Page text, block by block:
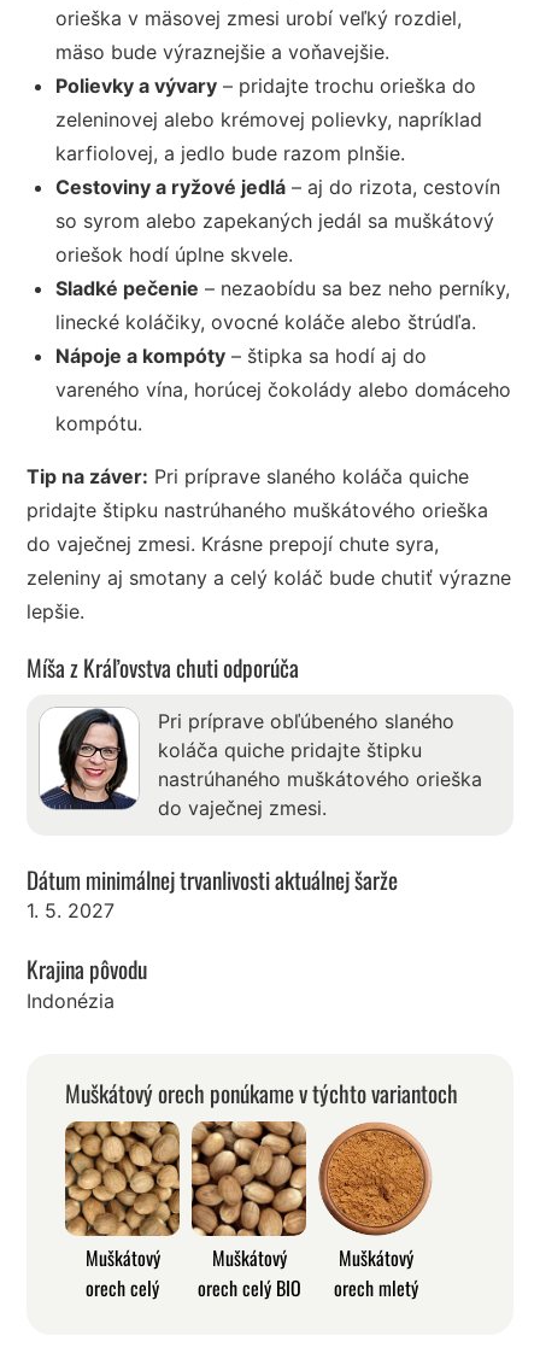
orieška v mäsovej zmesi urobí veľký rozdiel,
mäso bude výraznejšie a voňavejšie.
Polievky a vývary – pridajte trochu orieška do
zeleninovej alebo krémovej polievky, napríklad
karfiolovej, a jedlo bude razom plnšie.
Cestoviny a ryžové jedlá – aj do rizota, cestovín
so syrom alebo zapekaných jedál sa muškátový
oriešok hodí úplne skvele.
Sladké pečenie – nezaobídu sa bez neho perníky,
linecké koláčiky, ovocné koláče alebo štrúdľa.
Nápoje a kompóty – štipka sa hodí aj do
vareného vína, horúcej čokolády alebo domáceho
kompótu.
Tip na záver: Pri príprave slaného koláča quiche
pridajte štipku nastrúhaného muškátového orieška
do vaječnej zmesi. Krásne prepojí chute syra,
zeleniny aj smotany a celý koláč bude chutiť výrazne
lepšie.
Míša z Kráľovstva chuti odporúča
Pri príprave obľúbeného slaného
koláča quiche pridajte štipku
nastrúhaného muškátového orieška
do vaječnej zmesi.
Dátum minimálnej trvanlivosti aktuálnej šarže
1. 5. 2027
Krajina pôvodu
Indonézia
Muškátový orech ponúkame v týchto variantoch
Muškátový
orech celý
Muškátový
orech celý BIO
Muškátový
orech mletý